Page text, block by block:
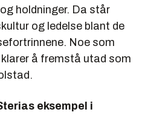
holdninger. Da står
og ledelse blant de
Noe som
å fremstå utad som
eksempel i